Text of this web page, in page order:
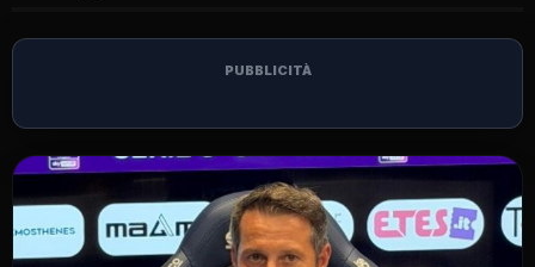
PUBBLICITÀ